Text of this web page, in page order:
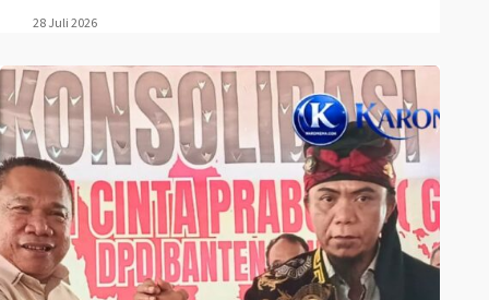
28 Juli 2026